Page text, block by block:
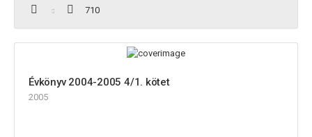
710
Évkönyv 2004-2005 4/1. kötet
2005